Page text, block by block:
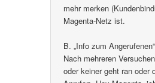
mehr merken
Magenta-Netz ist.
B. „Info zum
Nach mehreren
oder keiner geht ran oder